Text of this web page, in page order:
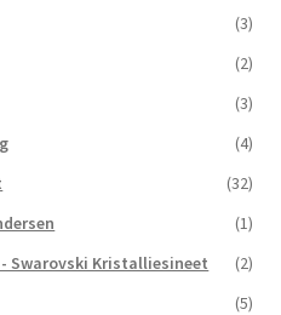
(3)
(2)
(3)
(4)
(32)
(1)
Swarovski Kristalliesineet
(2)
(5)